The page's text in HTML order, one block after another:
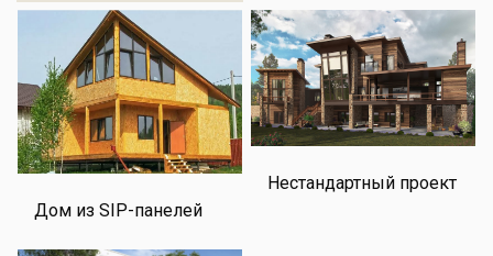
Дом из SIP-панелей
Нестандартный проект